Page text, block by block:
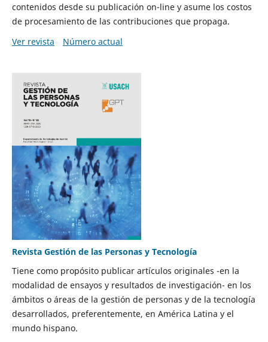
contenidos desde su publicación on-line y asume los costos
de procesamiento de las contribuciones que propaga.
Ver revista
Número actual
Revista Gestión de las Personas y Tecnología
Tiene como propósito publicar artículos originales -en la
modalidad de ensayos y resultados de investigación- en los
ámbitos o áreas de la gestión de personas y de la tecnología
desarrollados, preferentemente, en América Latina y el
mundo hispano.